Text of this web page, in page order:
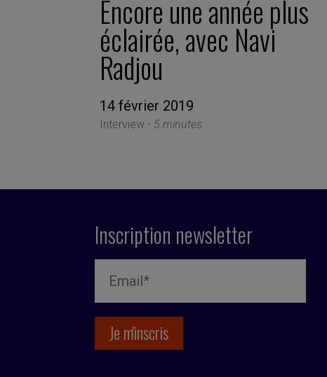
Encore une année plus
éclairée, avec Navi
Radjou
14 février 2019
Interview - 5 minutes
Inscription newsletter